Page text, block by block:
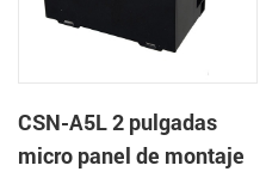
CSN-A5L 2 pulgadas
micro panel de montaje